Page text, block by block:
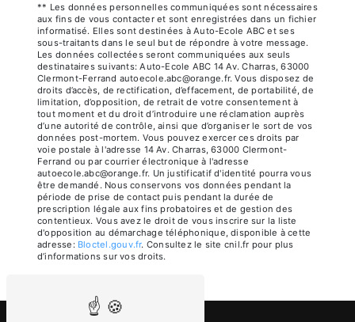
** Les données personnelles communiquées sont nécessaires
aux fins de vous contacter et sont enregistrées dans un fichier
informatisé. Elles sont destinées à Auto-Ecole ABC et ses
sous-traitants dans le seul but de répondre à votre message.
Les données collectées seront communiquées aux seuls
destinataires suivants: Auto-Ecole ABC 14 Av. Charras, 63000
Clermont-Ferrand autoecole.abc@orange.fr. Vous disposez de
droits d’accès, de rectification, d’effacement, de portabilité, de
limitation, d’opposition, de retrait de votre consentement à
tout moment et du droit d’introduire une réclamation auprès
d’une autorité de contrôle, ainsi que d’organiser le sort de vos
données post-mortem. Vous pouvez exercer ces droits par
voie postale à l'adresse 14 Av. Charras, 63000 Clermont-
Ferrand ou par courrier électronique à l'adresse
autoecole.abc@orange.fr. Un justificatif d'identité pourra vous
être demandé. Nous conservons vos données pendant la
période de prise de contact puis pendant la durée de
prescription légale aux fins probatoires et de gestion des
contentieux. Vous avez le droit de vous inscrire sur la liste
d'opposition au démarchage téléphonique, disponible à cette
adresse:
Bloctel.gouv.fr. Consultez le site cnil.fr pour plus
d’informations sur vos droits.